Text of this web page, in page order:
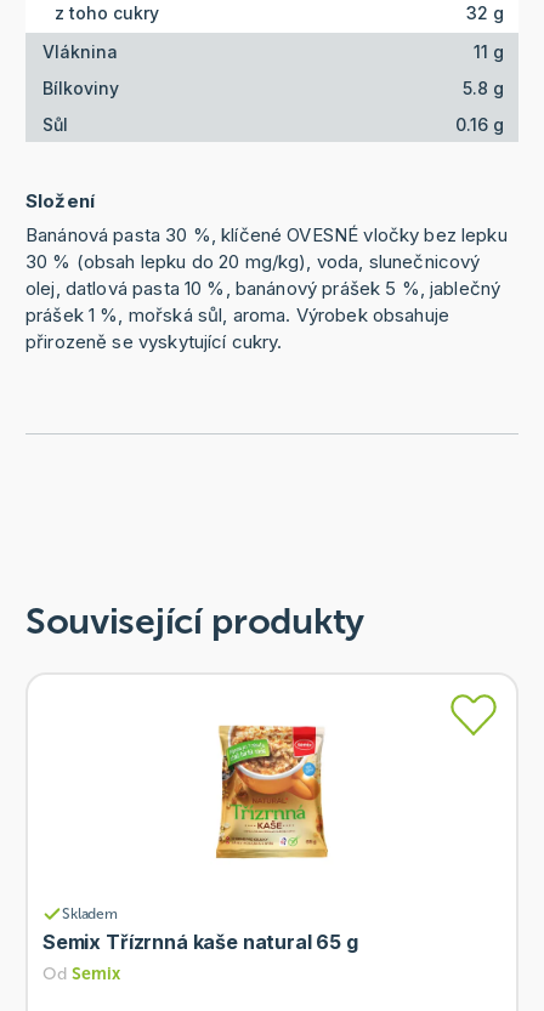
z toho cukry
32 g
Vláknina
11 g
Bílkoviny
5.8 g
Sůl
0.16 g
Složení
Banánová pasta 30 %, klíčené OVESNÉ vločky bez lepku
30 % (obsah lepku do 20 mg/kg), voda, slunečnicový
olej, datlová pasta 10 %, banánový prášek 5 %, jablečný
prášek 1 %, mořská sůl, aroma. Výrobek obsahuje
přirozeně se vyskytující cukry.
Související produkty
Skladem
Semix Třízrnná kaše natural 65 g
Od Semix